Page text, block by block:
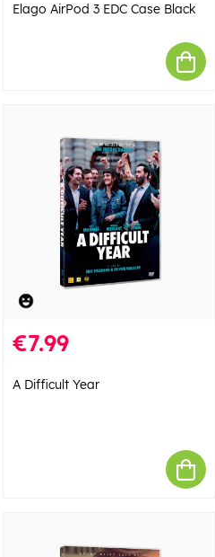
Elago AirPod 3 EDC Case Black
€7.99
A Difficult Year